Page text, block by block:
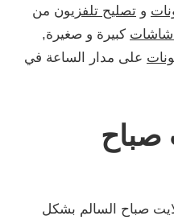
و تصليح تلفزيون من
شاشات كبيرة و صغيرة,
على مدار الساعة في
صباح
صباح السالم بشكل